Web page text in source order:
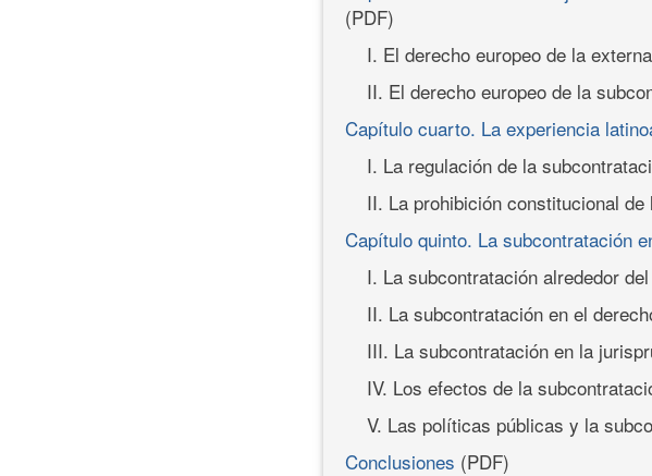
(PDF)
I. El derecho europeo de la
II. El derecho europeo de la
Capítulo cuarto. La experiencia
I. La regulación de la
II. La prohibición constitucional
Capítulo quinto. La subcontratación
I. La subcontratación alrededor
II. La subcontratación en el
III. La subcontratación en la
IV. Los efectos de la
V. Las políticas públicas y la
Conclusiones (PDF)